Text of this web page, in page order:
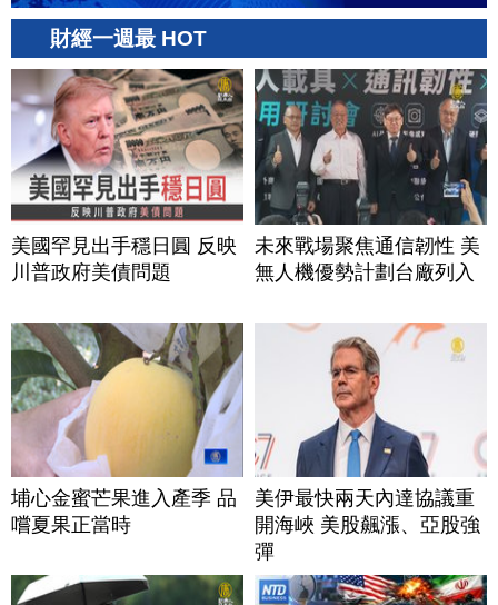
財經一週最 HOT
美國罕見出手穩日圓 反映
川普政府美債問題
未來戰場聚焦通信韌性 美
無人機優勢計劃台廠列入
埔心金蜜芒果進入產季 品
嚐夏果正當時
美伊最快兩天內達協議重
開海峽 美股飆漲、亞股強
彈